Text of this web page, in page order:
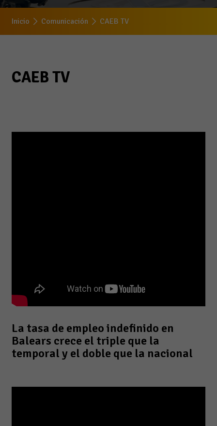
Inicio Comunicación CAEB TV
CAEB TV
La tasa de empleo indefinido en
Balears crece el triple que la
temporal y el doble que la nacional